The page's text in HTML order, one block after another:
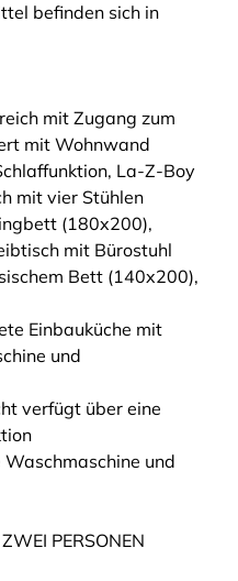
befinden sich in
mit Zugang zum
mit Wohnwand
La-Z-Boy
mit vier Stühlen
(180x200),
mit Bürostuhl
Bett (140x200),
Einbauküche mit
und
verfügt über eine
und
PERSONEN